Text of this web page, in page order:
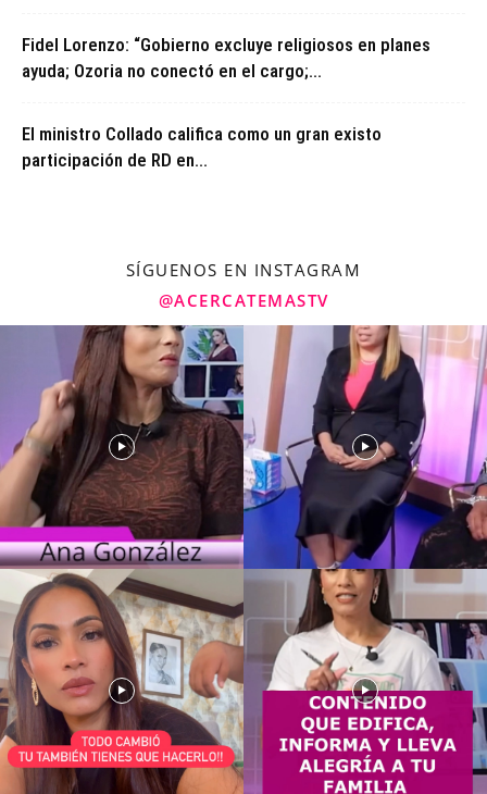
Fidel Lorenzo: “Gobierno excluye religiosos en planes
ayuda; Ozoria no conectó en el cargo;...
El ministro Collado califica como un gran existo
participación de RD en...
SÍGUENOS EN INSTAGRAM
@ACERCATEMASTV